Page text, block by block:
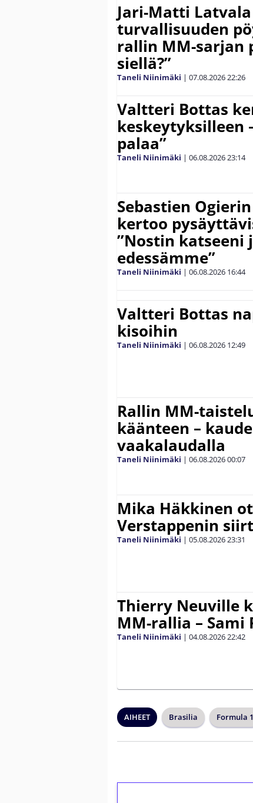
Jari-Matti
turvallisuuden
rallin MM-sarjan
siellä?”
Taneli Niinimäki | 07.08.202622:26
Valtteri Bottas
keskeytyksilleen
palaa”
Taneli Niinimäki | 06.08.202623:14
Sebastien
kertoo
”Nostin
edessämme”
Taneli Niinimäki | 06.08.2026 16:44
Valtteri Bottas
kisoihin
Taneli Niinimäki | 06.08.2026 12:49
Rallin MM-
käänteen –
vaakalaudalla
Taneli Niinimäki | 06.08.202600:07
Mika Häkkinen
Verstappenin
Taneli Niinimäki | 05.08.202623:31
Thierry Neuville
MM-rallia –
Taneli Niinimäki | 04.08.202622:42
AIHEET Brasilia Formula 1